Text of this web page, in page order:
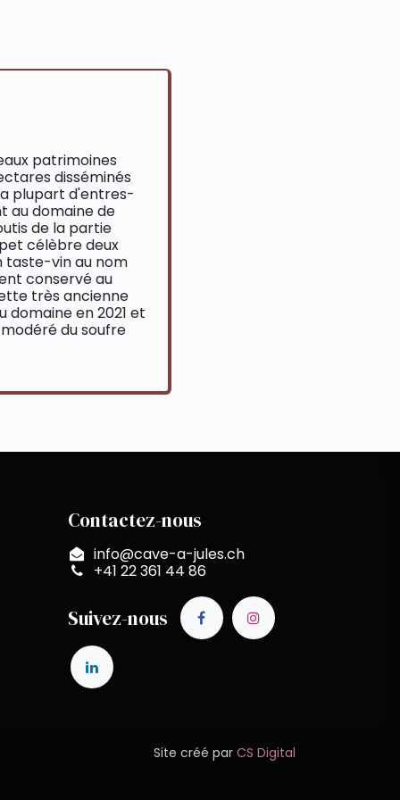
patrimoines
disséminés
plupart d'entres-
au domaine de
de la partie
célèbre deux
taste-vin au nom
conservé au
très ancienne
domaine en 2021 et
du soufre
Contactez-nous
info@cave-a-jules.ch
+41 22 361 44 86
Suivez-nous
Site créé par CS Digital